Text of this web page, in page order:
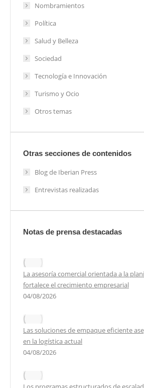
Nombramientos
Política
Salud y Belleza
Sociedad
Tecnología e Innovación
Turismo y Ocio
Otros temas
Otras secciones de contenidos
Blog de Iberian Press
Entrevistas realizadas
Notas de prensa destacadas
La asesoría comercial orientada a la
fortalece el crecimiento empresarial
04/08/2026
Las soluciones de empaque eficiente
en la logística actual
04/08/2026